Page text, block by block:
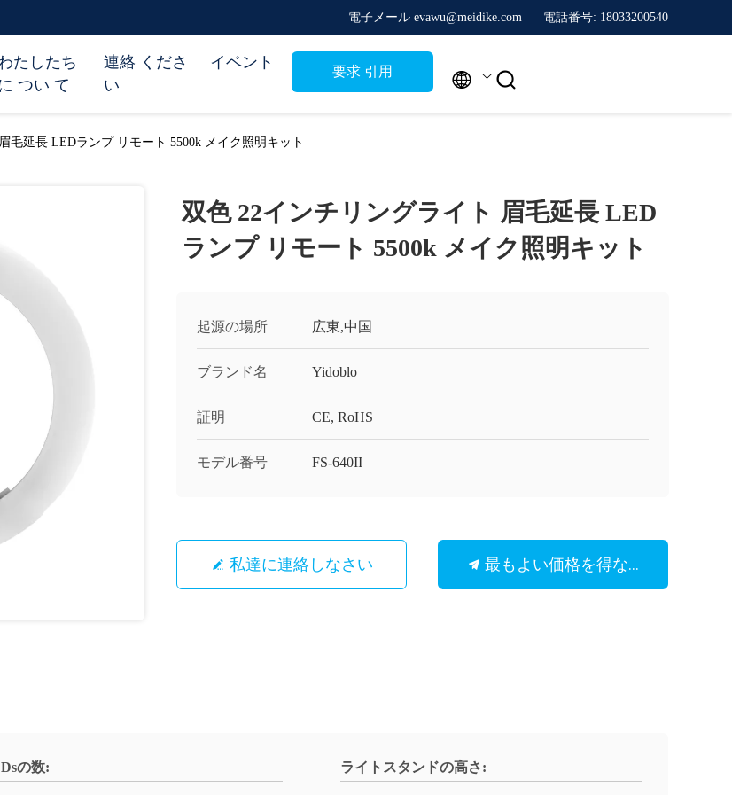
電子メール evawu@meidike.com 電話番号: 18033200540
たしたち
つい て
連絡 くださ
い
イベント
要求 引用  
毛延長 LEDランプ リモート 5500k メイク照明キット
双色 22インチリングライト 眉毛延長 LED
ランプ リモート 5500k メイク照明キット
起源の場所 広東,中国
ブランド名 Yidoblo
証明 CE, RoHS
モデル番号 FS-640II
私達に連絡しなさい 最もよい価格を得なさい
の数: ライトスタンドの高さ: